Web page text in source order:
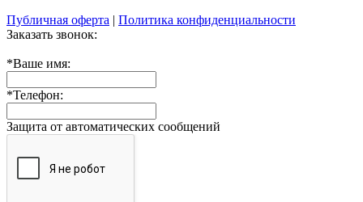
Публичная оферта | Политика конфиденциальности
Заказать звонок:
*Ваше имя:
*Телефон:
Защита от автоматических сообщений